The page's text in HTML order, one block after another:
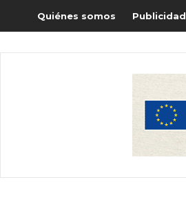
Quiénes somos Publicidad